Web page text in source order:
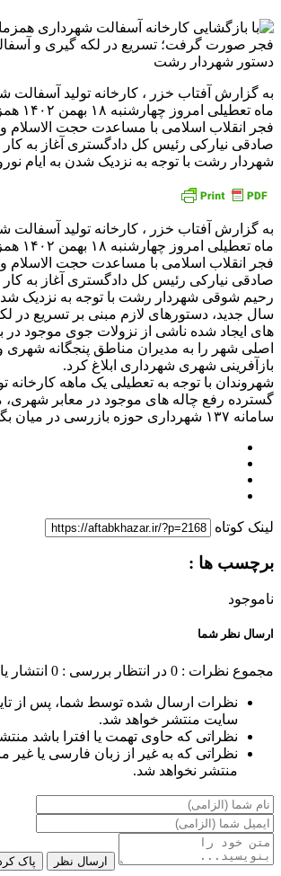
به گزارش آفتاب خزر ، کارخانه تولید آسفالت
ماه
فجر انقلاب اسلامی با مساعدت حجت الاسلام
صادقی نیارکی رئیس کل دادگستری آغاز به
شهردار رشت با توجه به نزدیک شدن به ایام
به گزارش آفتاب خزر ، کارخانه تولید آسفالت
ماه
فجر انقلاب اسلامی با مساعدت حجت الاسلام
صادقی نیارکی رئیس کل دادگستری آغاز به کار
رحیم شوقی شهردار رشت با توجه به نزدیک شدن
سال جدید، دستورهای لازم مبنی بر تسریع در
های ایجاد شده ناشی از نزولات جوی موجود در
اصلی شهر را به مدیران مناطق پنجگانه
بازآفرینی شهری شهرداری ابلاغ کرد.
شهروندان با توجه به تعطیلی یک ماهه کارخانه
گسترده رفع چاله های موجود در معابر شهری،
سامانه ۱۳۷ شهرداری حوزه بازرسی در میان بگذارند.
لینک کوتاه
برچسب ها :
ناموجود
ارسال نظر شما
مجموع نظرات : 0 در انتظار بررسی : 0 انتشار
نظرات ارسال شده توسط شما، پس از
سایت منتشر خواهد شد.
نظراتی که حاوی تهمت یا افترا باشد
نظراتی که به غیر از زبان فارسی یا غیر
منتشر نخواهد شد.
ارسال نظر پاک